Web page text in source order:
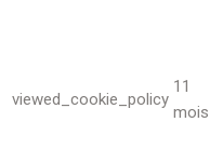
viewed_cookie_policy
11
mois